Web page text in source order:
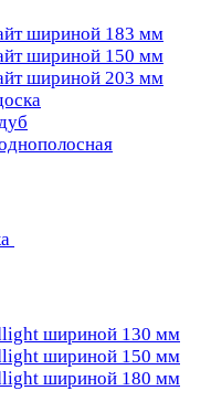
шириной 183 мм
шириной 150 мм
шириной 203 мм
шириной 130 мм
шириной 150 мм
шириной 180 мм